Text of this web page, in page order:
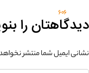
606
دیدگاهتان را
نشانی ایمیل شما منتشر